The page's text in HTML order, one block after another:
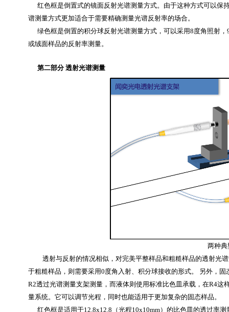
红色框是倒置式的镜面反射光谱测量方式。由于这种方式可以保
谱测量方式更加适合于需要精确测量光谱反射率的场合。
绿色框是倒置的积分球反射光谱测量方式，可以采用8度角照射
或绒面样品的反射率测量。
第二部分 透射光谱测量
两种典
透射与反射的情况相似，对完美平整样品和粗糙样品的透射光
于粗糙样品，则需要采用0度角入射、积分球接收的形式。
另外，固
R2透过光谱测量支架测量，而液体则使用标准比色皿承载，在R4这
量系统。它可以调节光程，同时也能适用于更加复杂的固态样品。
红色框是适用于12.8x12.8（光程10x10mm）的比色皿的透过率测